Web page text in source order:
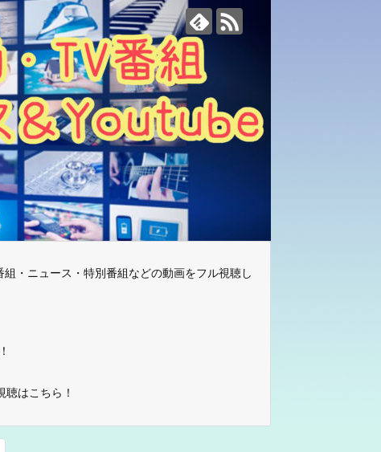
・ニュース・特別番組などの動画をフル視聴し
はこちら！